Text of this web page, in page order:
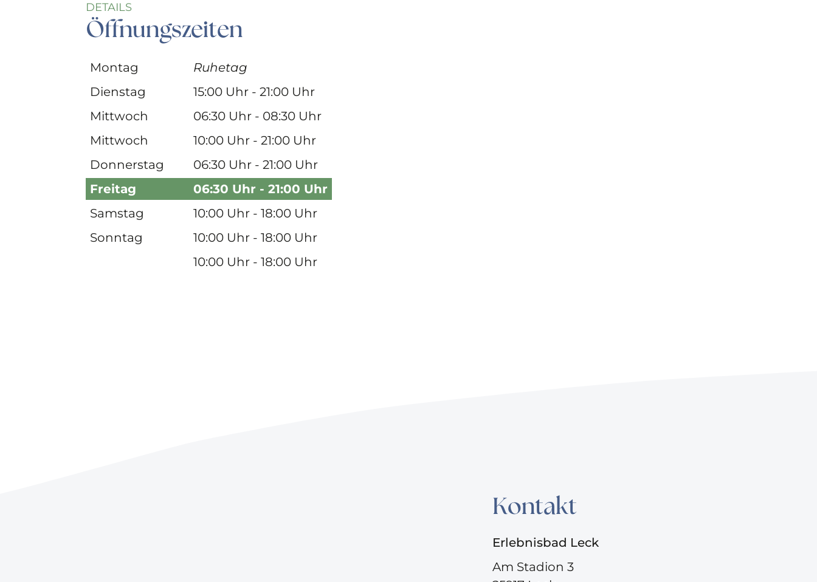
DETAILS
Öffnungszeiten
Montag
Ruhetag
Dienstag
15:00 Uhr - 21:00 Uhr
Mittwoch
06:30 Uhr - 08:30 Uhr
Mittwoch
10:00 Uhr - 21:00 Uhr
Donnerstag
06:30 Uhr - 21:00 Uhr
Freitag
06:30 Uhr - 21:00 Uhr
Samstag
10:00 Uhr - 18:00 Uhr
Sonntag
10:00 Uhr - 18:00 Uhr
10:00 Uhr - 18:00 Uhr
Kontakt
Erlebnisbad Leck
Am Stadion 3